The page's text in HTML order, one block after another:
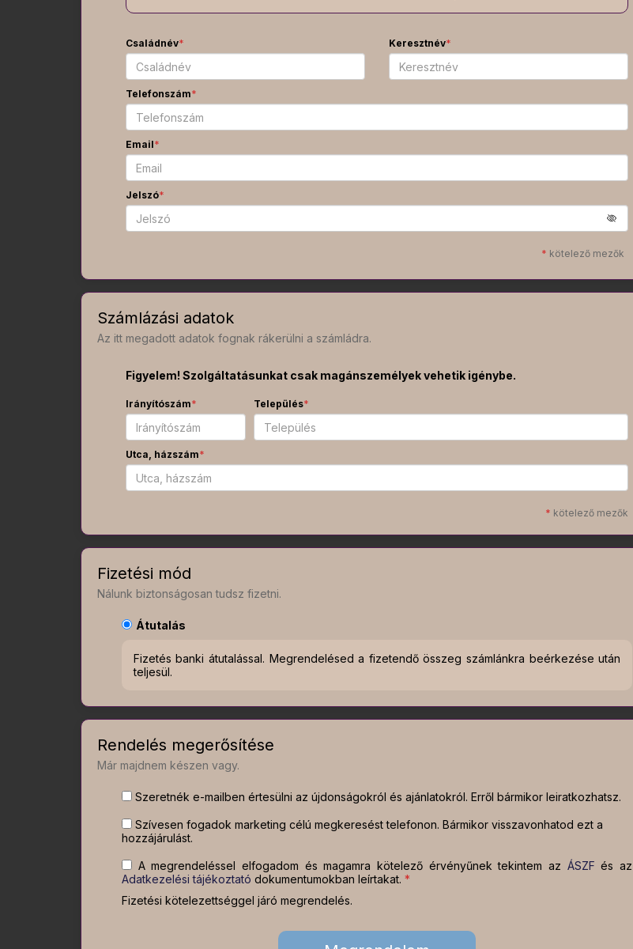
Családnév* Keresztnév*
Telefonszám*
Email*
Jelszó*
* kötelező mezők
Számlázási adatok
Az itt megadott adatok fognak rákerülni a számládra.
Figyelem! Szolgáltatásunkat csak magánszemélyek vehetik igénybe.
Irányítószám* Település*
Utca, házszám*
* kötelező mezők
Fizetési mód
Nálunk biztonságosan tudsz fizetni.
Átutalás
Fizetés banki átutalással. Megrendelésed a fizetendő összeg számlánkra beérkezése után
teljesül.
Rendelés megerősítése
Már majdnem készen vagy.
Szeretnék e-mailben értesülni az újdonságokról és ajánlatokról. Erről bármikor leiratkozhatsz.
Szívesen fogadok marketing célú megkeresést telefonon. Bármikor visszavonhatod ezt a
hozzájárulást.
A megrendeléssel elfogadom és magamra kötelező érvényűnek tekintem az ÁSZF és az
Adatkezelési tájékoztató dokumentumokban leírtakat. *
Fizetési kötelezettséggel járó megrendelés.